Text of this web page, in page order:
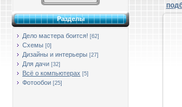
Разделы
Дело мастера боится! [62]
Схемы [0]
Дизайны и интерьеры [27]
Для дачи [32]
Всё о компьютерах [5]
Фотообои [25]